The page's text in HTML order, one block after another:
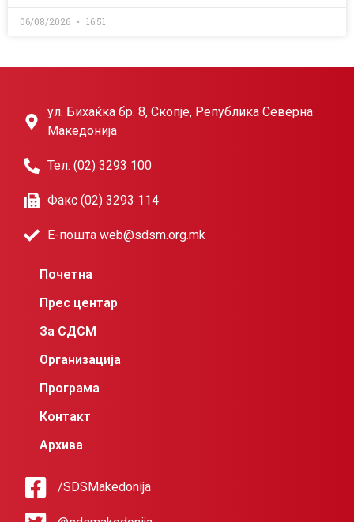
06/08/2026 16:51
ул. Бихаќка бр. 8, Скопје, Република Северна
Македонија
Тел. (02) 3293 100
Факс (02) 3293 114
Е-пошта web@sdsm.org.mk
Почетна
Прес центар
За СДСМ
Организација
Програма
Контакт
Архива
/SDSMakedonija